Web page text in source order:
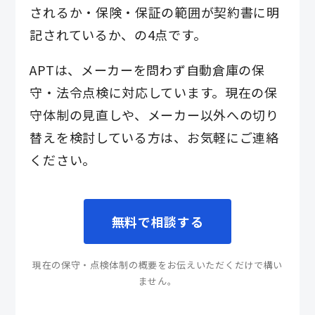
されるか・保険・保証の範囲が契約書に明
記されているか、の4点です。
APTは、メーカーを問わず自動倉庫の保
守・法令点検に対応しています。現在の保
守体制の見直しや、メーカー以外への切り
替えを検討している方は、お気軽にご連絡
ください。
無料で相談する
現在の保守・点検体制の概要をお伝えいただくだけで構い
ません。